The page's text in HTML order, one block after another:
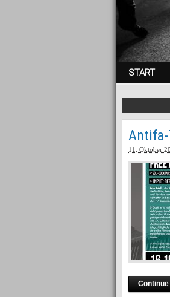
START
Antifa-
11. Oktober